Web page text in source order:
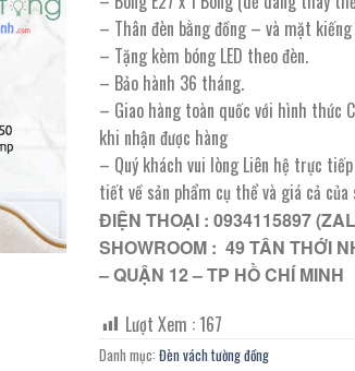
1.972.000 ₫.
là:
– Thân đèn bằng đồng – và mặt
– Tặng kèm bóng LED theo đèn.
– Bảo hành 36 tháng.
– Giao hàng toàn quốc với hình thức
khi nhận được hàng
– Quý khách vui lòng Liên hệ trực
tiết về sản phẩm cụ thể và giá cả của
ĐIỆN THOẠI : 0934115897
SHOWROOM : 49 TÂN THỚI
– QUẬN 12 – TP HỒ CHÍ MINH
Lượt Xem :167
Danh mục: Đèn vách tường đồng